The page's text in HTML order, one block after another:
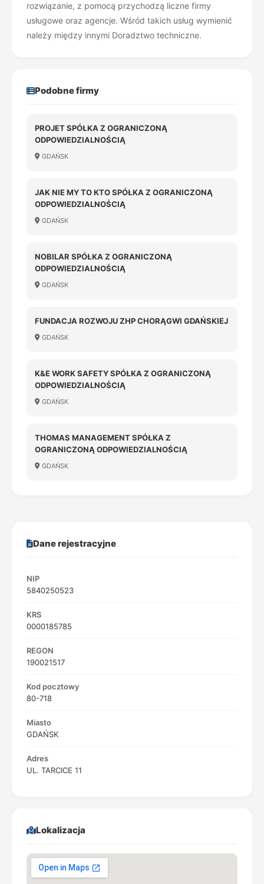
rozwiązanie, z pomocą przychodzą liczne firmy
usługowe oraz agencje. Wśród takich usług wymienić
należy między innymi Doradztwo techniczne.
Podobne firmy
PROJET SPÓŁKA Z OGRANICZONĄ
ODPOWIEDZIALNOŚCIĄ
GDAŃSK
JAK NIE MY TO KTO SPÓŁKA Z OGRANICZONĄ
ODPOWIEDZIALNOŚCIĄ
GDAŃSK
NOBILAR SPÓŁKA Z OGRANICZONĄ
ODPOWIEDZIALNOŚCIĄ
GDAŃSK
FUNDACJA ROZWOJU ZHP CHORĄGWI GDAŃSKIEJ
GDAŃSK
K&E WORK SAFETY SPÓŁKA Z OGRANICZONĄ
ODPOWIEDZIALNOŚCIĄ
GDAŃSK
THOMAS MANAGEMENT SPÓŁKA Z
OGRANICZONĄ ODPOWIEDZIALNOŚCIĄ
GDAŃSK
Dane rejestracyjne
NIP
5840250523
KRS
0000185785
REGON
190021517
Kod pocztowy
80-718
Miasto
GDAŃSK
Adres
UL. TARCICE 11
Lokalizacja